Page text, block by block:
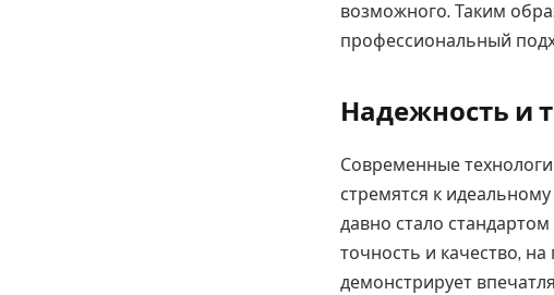
возможного. Таким
профессиональный
Надежность и
Современные
стремятся к
давно стало
точность и качество,
демонстрирует